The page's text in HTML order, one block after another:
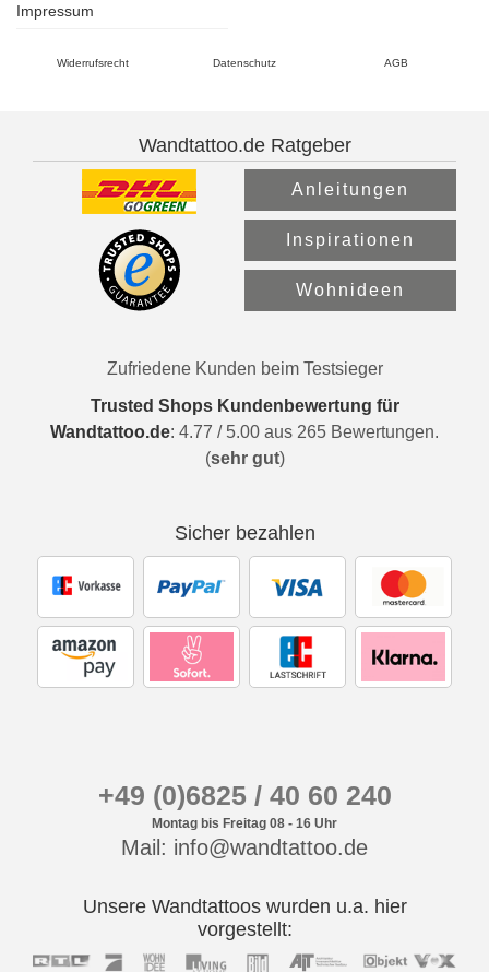
Impressum
Widerrufsrecht Datenschutz AGB
Wandtattoo.de Ratgeber
Anleitungen
Inspirationen
Wohnideen
Zufriedene Kunden beim Testsieger
Trusted Shops Kundenbewertung für
Wandtattoo.de: 4.77 / 5.00 aus 265 Bewertungen.
(sehr gut)
Sicher bezahlen
+49 (0)6825 / 40 60 240
Montag bis Freitag 08 - 16 Uhr
Mail: info@wandtattoo.de
Unsere Wandtattoos wurden u.a. hier
vorgestellt: